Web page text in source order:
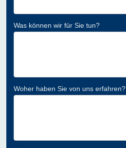
Was können wir für Sie tun?
Woher haben Sie von uns erfahren?